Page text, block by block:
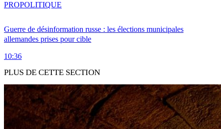
Guerre de désinformation russe : les élections municipales
allemandes prises pour cible
10:36
PROPOLITIQUE
PLUS DE CETTE SECTION